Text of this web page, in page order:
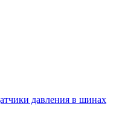
давления в шинах